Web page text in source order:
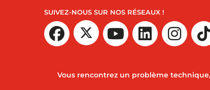
SUIVEZ-NOUS SUR NOS RÉSEAUX !
Vous rencontrez un problème